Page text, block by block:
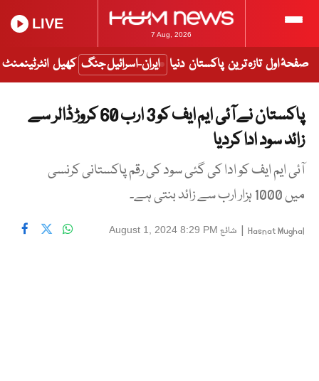
7 Aug, 2026
LIVE
صفحۂ اول تازہ ترین پاکستان دنیا ایران-اسرائیل جنگ کھیل انٹرٹینمنٹ
پاکستان نے آئی ایم ایف کو 3 ارب 60 کروڑ ڈالر سے
زائد سود ادا کردیا
آئی ایم ایف کو ادا کی گئی سود کی رقم پاکستانی کرنسی
میں 1000 ہزار ارب سے زائد بنتی ہے۔
Hasnat Mughal
| شائع August 1, 2024 8:29 PM